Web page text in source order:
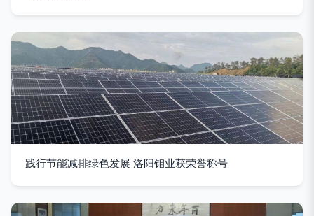
践行节能减排绿色发展 洛阳钼业获荣誉称号